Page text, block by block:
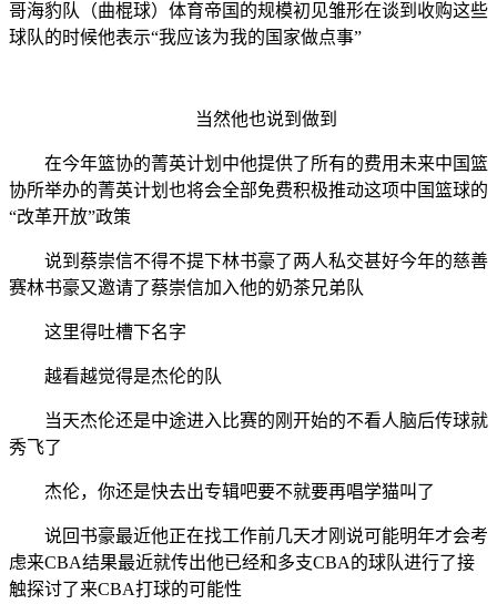
哥海豹队（曲棍球）体育帝国的规模初见雏形在谈到收购这些
球队的时候他表示“我应该为我的国家做点事”
当然他也说到做到
在今年篮协的菁英计划中他提供了所有的费用未来中国篮
协所举办的菁英计划也将会全部免费积极推动这项中国篮球的
“改革开放”政策
说到蔡崇信不得不提下林书豪了两人私交甚好今年的慈善
赛林书豪又邀请了蔡崇信加入他的奶茶兄弟队
这里得吐槽下名字
越看越觉得是杰伦的队
当天杰伦还是中途进入比赛的刚开始的不看人脑后传球就
秀飞了
杰伦，你还是快去出专辑吧要不就要再唱学猫叫了
说回书豪最近他正在找工作前几天才刚说可能明年才会考
虑来CBA结果最近就传出他已经和多支CBA的球队进行了接
触探讨了来CBA打球的可能性